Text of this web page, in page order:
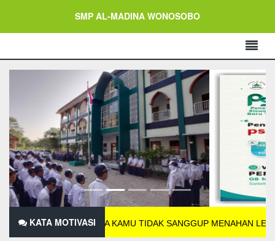
SMP AL-MADINA WONOSOBO
KATA MOTIVASIJIKA KAMU TIDAK SANGGUP MENAHAN